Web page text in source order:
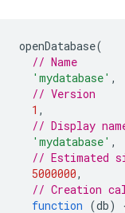
openDatabase(
// Name
'mydatabase' ,
// Version
1 ,
// Display
'mydatabase' ,
// Estimated
5000000,
// Creation
function (db)